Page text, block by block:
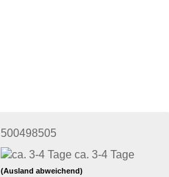
500498505
ca. 3-4 Tage
(Ausland abweichend)